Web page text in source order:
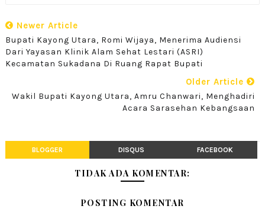
Newer Article
Bupati Kayong Utara, Romi Wijaya, Menerima Audiensi
Dari Yayasan Klinik Alam Sehat Lestari (ASRI)
Kecamatan Sukadana Di Ruang Rapat Bupati
Older Article
Wakil Bupati Kayong Utara, Amru Chanwari, Menghadiri
Acara Sarasehan Kebangsaan
BLOGGER DISQUS FACEBOOK
TIDAK ADA KOMENTAR:
POSTING KOMENTAR